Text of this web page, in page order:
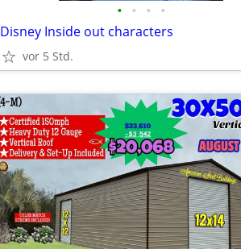
• • • •
Disney Inside out characters
vor 5 Std.